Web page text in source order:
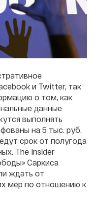
и Twitter, так
о том, как
данные
выполнять
на 5 тыс. руб.
срок от полугода
The Insider
Саркиса
ждать от
мер по отношению к